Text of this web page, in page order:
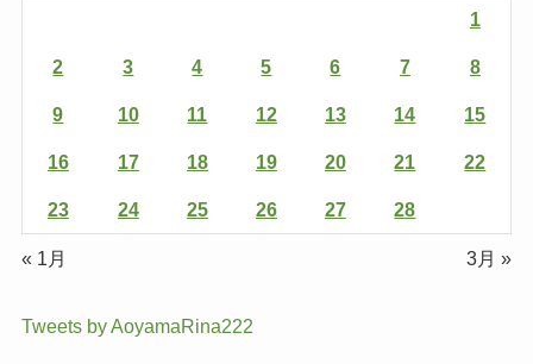
1
2 3 4 5 6 7 8
9 10 11 12 13 14 15
16 17 18 19 20 21 22
23 24 25 26 27 28
« 1月 3月 »
Tweets by AoyamaRina222